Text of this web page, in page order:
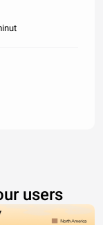
users